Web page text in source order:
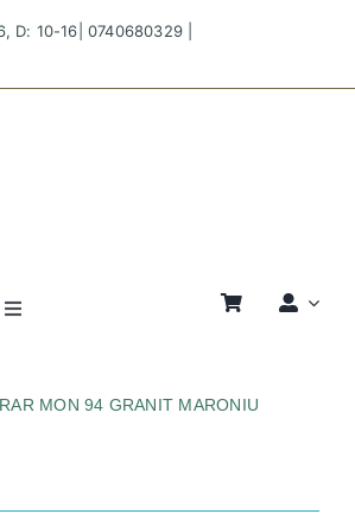
D: 10-16|0740680329
MON 94 GRANIT MARONIU